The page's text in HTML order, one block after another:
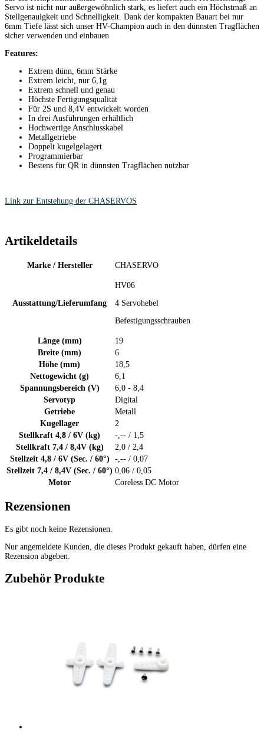
Servo ist nicht nur außergewöhnlich stark, es liefert auch ein Höchstmaß an
Stellgenauigkeit und Schnelligkeit. Dank der kompakten Bauart bei nur
6mm Tiefe lässt sich unser HV-Champion auch in den dünnsten Tragflächen
sicher verwenden und einbauen
Features:
Extrem dünn, 6mm Stärke
Extrem leicht, nur 6,1g
Extrem schnell und genau
Höchste Fertigungsqualität
Für 2S und 8,4V entwickelt worden
In drei Ausführungen erhältlich
Hochwertige Anschlusskabel
Metallgetriebe
Doppelt kugelgelagert
Programmierbar
Bestens für QR in dünnsten Tragflächen nutzbar
Link zur Entstehung der CHASERVOS
Artikeldetails
Marke / Hersteller CHASERVO
Ausstattung/Lieferumfang
HV06
4 Servohebel
Befestigungsschrauben
Länge (mm)
19
Breite (mm)
6
Höhe (mm)
18,5
Nettogewicht (g)
6,1
Spannungsbereich (V)
6,0 - 8,4
Servotyp
Digital
Getriebe
Metall
Kugellager
2
Stellkraft 4,8 / 6V (kg)
-,-- / 1,5
Stellkraft 7,4 / 8,4V (kg)
2,0 / 2,4
Stellzeit 4,8 / 6V (Sec. / 60°)
-,-- / 0,07
Stellzeit 7,4 / 8,4V (Sec. / 60°) 0,06 / 0,05
Motor
Coreless DC Motor
Rezensionen
Es gibt noch keine Rezensionen.
Nur angemeldete Kunden, die dieses Produkt gekauft haben, dürfen eine
Rezension abgeben.
Zubehör Produkte